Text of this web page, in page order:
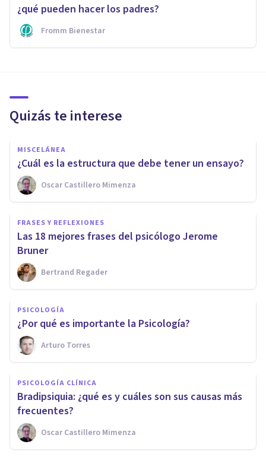
¿qué pueden hacer los padres?
Fromm Bienestar
Quizás te interese
MISCELÁNEA
¿Cuál es la estructura que debe tener un ensayo?
Oscar Castillero Mimenza
FRASES Y REFLEXIONES
​Las 18 mejores frases del psicólogo Jerome
Bruner
Bertrand Regader
PSICOLOGÍA
¿Por qué es importante la Psicología?
Arturo Torres
PSICOLOGÍA CLÍNICA
Bradipsiquia: ¿qué es y cuáles son sus causas más
frecuentes?
Oscar Castillero Mimenza